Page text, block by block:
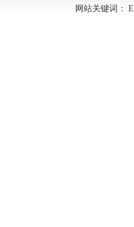
网站关键词：